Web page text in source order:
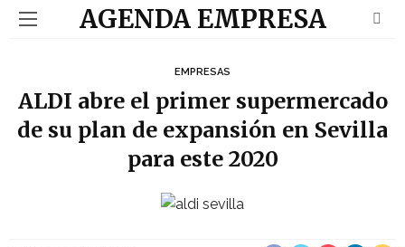
AGENDA EMPRESA
EMPRESAS
ALDI abre el primer supermercado
de su plan de expansión en Sevilla
para este 2020